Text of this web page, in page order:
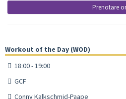
Prenotare
Workout of the Day (WOD)
18:00 - 19:00
GCF
Conny Kalkschmid-Paape